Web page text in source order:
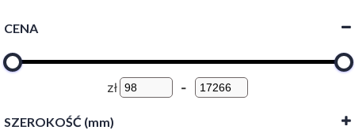
CENA
zł -
SZEROKOŚĆ (mm)